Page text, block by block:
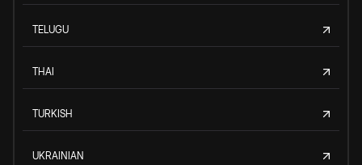
TELUGU
THAI
TURKISH
UKRAINIAN